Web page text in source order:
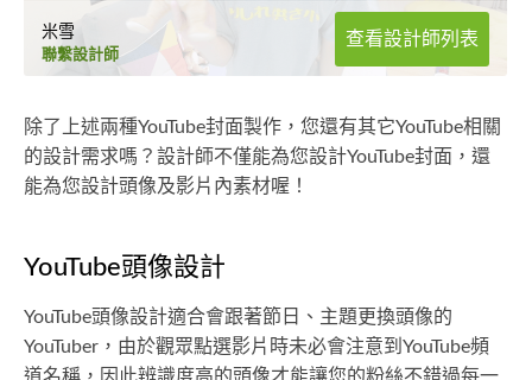
米雪
聯繫設計師
查看設計師列表
除了上述兩種YouTube封面製作，您還有其它YouTube相關
的設計需求嗎？設計師不僅能為您設計YouTube封面，還
能為您設計頭像及影片內素材喔！
YouTube頭像設計
YouTube頭像設計適合會跟著節日、主題更換頭像的
YouTuber，由於觀眾點選影片時未必會注意到YouTube頻
道名稱，因此辨識度高的頭像才能讓您的粉絲不錯過每一